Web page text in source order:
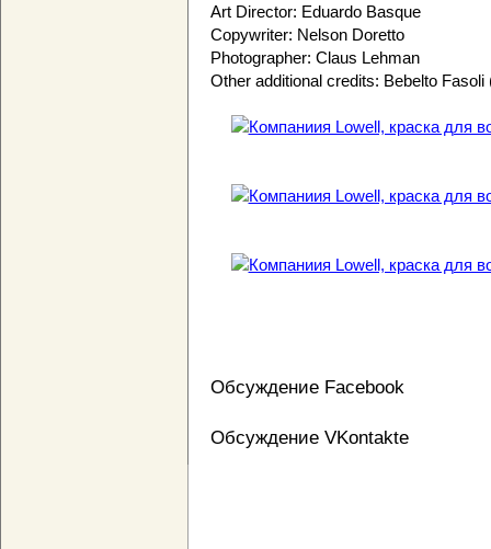
Art Director: Eduardo Basque
Copywriter: Nelson Doretto
Photographer: Claus Lehman
Other additional credits: Bebelto Fasoli
Обсуждение Facebook
Обсуждение VKontakte